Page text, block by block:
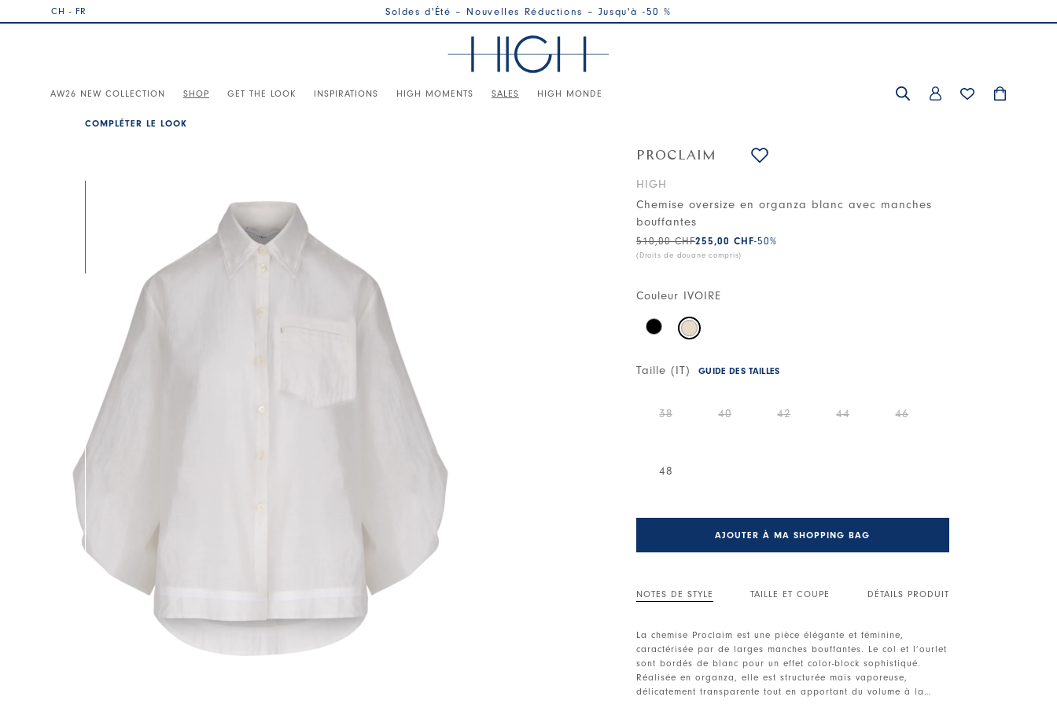
CH - FR Soldes d'Été – Nouvelles Réductions – Jusqu'à -50 %
AW26 NEW COLLECTION SHOP GET THE LOOK INSPIRATIONS HIGH MOMENTS SALES HIGH MONDE
COMPLÉTER LE LOOK
PROCLAIM
HIGH
Chemise oversize en organza blanc avec manches
bouffantes
255,00 CHF
510,00 CHF -50%
(Droits de douane compris)
Couleur IVOIRE
Taille (IT) GUIDE DES TAILLES
38 40 42 44 46
48
AJOUTER À MA SHOPPING BAG
NOTES DE STYLE TAILLE ET COUPE DÉTAILS PRODUIT
La chemise Proclaim est une pièce élégante et féminine,
caractérisée par de larges manches bouffantes. Le col et l’ourlet
sont bordés de blanc pour un effet color-block sophistiqué.
Réalisée en organza, elle est structurée mais vaporeuse,
délicatement transparente tout en apportant du volume à la